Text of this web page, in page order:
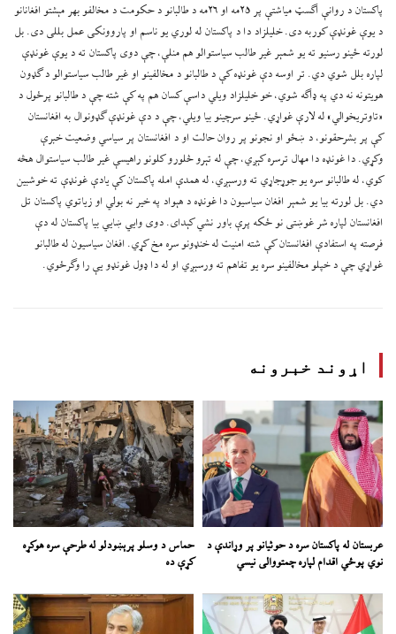
پاکستان د روانې اګسټ میاشتې پر ۲۵مه او ۲۶مه د طالبانو د حکومت د مخالفو بهر مېشتو افغانانو
د یوې غونډې کوربه دی. خلیلزاد دا د پاکستان له لوري یو ناسم او پاروونکی عمل بللی دی. بل
لورته ځینو رسنیو ته یو شمېر غیر طالب سیاستوالو هم منلې، چې دوی پاکستان ته د یوې غونډې
لپاره بلل شوي دي. تر اوسه دې غونډه کې د طالبانو د مخالفینو او غیر طالب سیاستوالو د ګډون
هویتونه نه دي په ډاګه شوي، خو خلیلزاد ویلي داسې کسان هم په کې شته چې د طالبانو پرځول د
«تاوتریخوالي» له لارې غواړي. ځینو سرچینو بیا ویلي، چې د دې غونډې ګډونوال به افغانستان
کې پر بشرحقونو، د ښځو او نجونو پر روان حالت او د افغانستان پر سیاسي وضعیت خبرې
وکړي. دا غونډه دا مهال ترسره کېږي، چې له تېرو څلورو کلونو راهیسې غیر طالب سیاستوال هڅه
کوي، له طالبانو سره یو جوړجاړي ته ورسېږي، له همدې امله پاکستان کې یادې غونډې ته خوشبین
دي. بل لورته بیا یو شمېر افغان سیاسیون دا غونډه د هېواد په خیر نه بولي او زیاتوي پاکستان تل
افغانستان لپاره شر غوښتی نو ځکه پرې باور نشي کېدای. دوی وایي ښایي بیا پاکستان له دې
فرصته په استفادې افغانستان کې شته امنیت له خنډونو سره مخ کړي. افغان سیاسیون له طالبانو
غواړي چې د خپلو مخالفینو سره یو تفاهم ته ورسېږي او له دا ډول غونډو یې را وګرځوي.
اړوند خبرونه
عربستان له پاکستان سره د حوثیانو پر وړاندې د
نوي پوځي اقدام لپاره چمتووالی نیسي
حماس د وسلو پرېښودلو له طرحې سره هوکړه
کړې ده